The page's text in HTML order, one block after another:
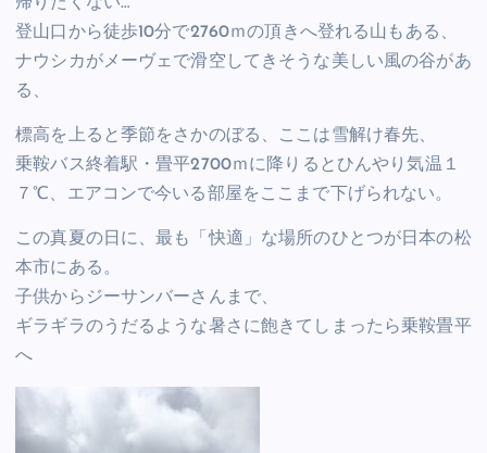
登山口から徒歩10分で2760ｍの頂きへ登れる山もある、
ナウシカがメーヴェで滑空してきそうな美しい風の谷があ
る、
標高を上ると季節をさかのぼる、ここは雪解け春先、
乗鞍バス終着駅・畳平2700ｍに降りるとひんやり気温１
７℃、エアコンで今いる部屋をここまで下げられない。
この真夏の日に、最も「快適」な場所のひとつが日本の松
本市にある。
子供からジーサンバーさんまで、
ギラギラのうだるような暑さに飽きてしまったら乗鞍畳平
へ